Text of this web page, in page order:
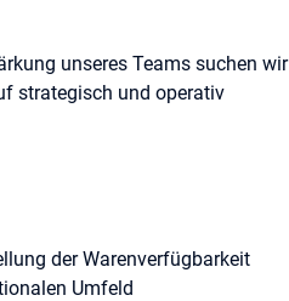
unseres Teams suchen wir
strategisch und operativ
der Warenverfügbarkeit
Umfeld